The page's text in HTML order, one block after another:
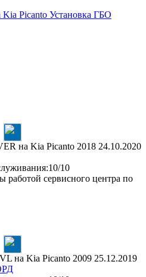
Установка ГБО
на Kia Picanto 2018 24.10.2020
10
работой сервисного центра по
на Kia Picanto 2009 25.12.2019